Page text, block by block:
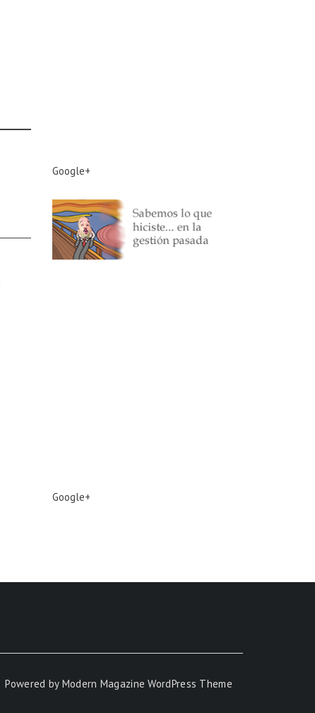
Google+
Google+
Powered by Modern Magazine WordPress Theme